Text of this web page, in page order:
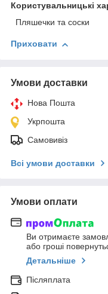
Користувальницькі
Пляшечки та соски
Приховати
Умови доставки
Нова Пошта
Укрпошта
Самовивіз
Всі умови доставки
Умови оплати
Ви отримаєте
або гроші
Детальніше
Післяплата